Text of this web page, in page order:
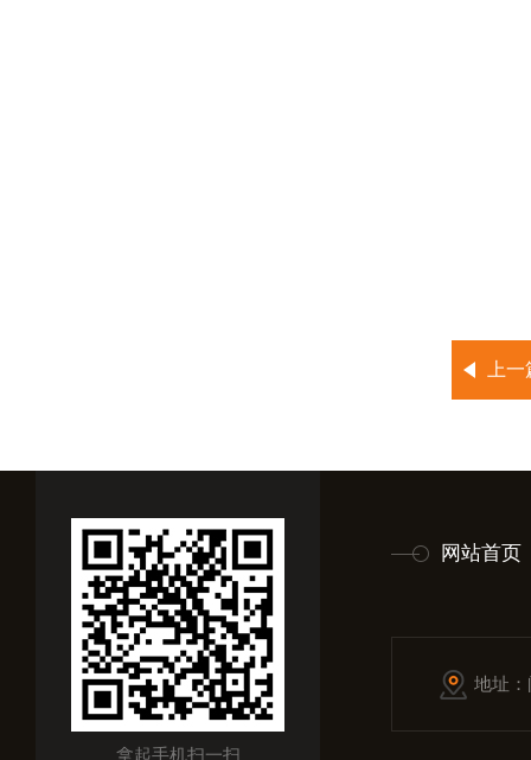
上
拿起手机扫一扫
网站首页
地址